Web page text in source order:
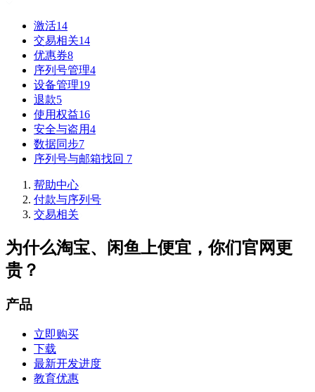
激活14
交易相关14
优惠券8
序列号管理4
设备管理19
退款5
使用权益16
安全与盗用4
数据同步7
序列号与邮箱找回 7
帮助中心
付款与序列号
交易相关
为什么淘宝、闲鱼上便宜，你们官网更
贵？
产品
立即购买
下载
最新开发进度
教育优惠